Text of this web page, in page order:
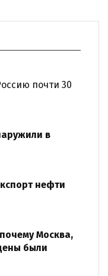
почти 30
в
нефти
Москва,
были